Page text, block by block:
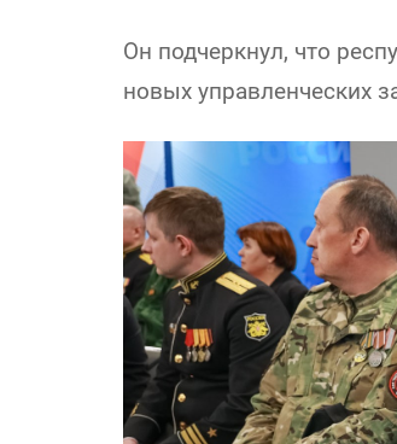
Он подчеркнул, что
новых управленческих